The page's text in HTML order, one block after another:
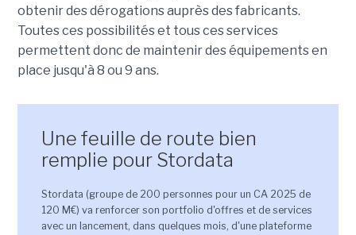
obtenir des dérogations auprès des fabricants.
Toutes ces possibilités et tous ces services
permettent donc de maintenir des équipements en
place jusqu'à 8 ou 9 ans.
Une feuille de route bien
remplie pour Stordata
Stordata (groupe de 200 personnes pour un CA 2025 de
120 M€) va renforcer son portfolio d'offres et de services
avec un lancement, dans quelques mois, d'une plateforme